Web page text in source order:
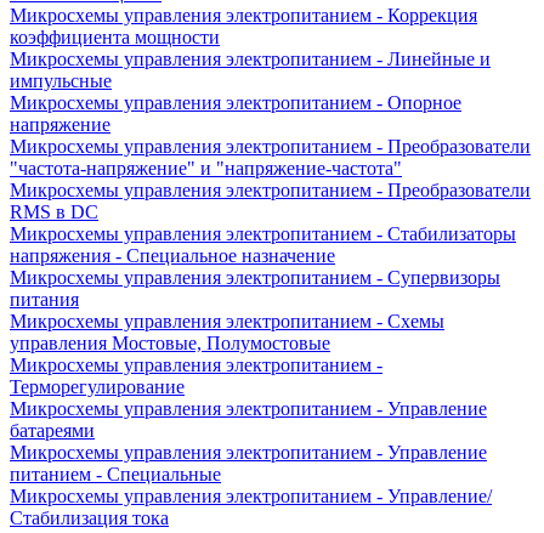
Микросхемы управления электропитанием - Коррекция
коэффициента мощности
Микросхемы управления электропитанием - Линейные и
импульсные
Микросхемы управления электропитанием - Опорное
напряжение
Микросхемы управления электропитанием - Преобразователи
"частота-напряжение" и "напряжение-частота"
Микросхемы управления электропитанием - Преобразователи
RMS в DC
Микросхемы управления электропитанием - Стабилизаторы
напряжения - Специальное назначение
Микросхемы управления электропитанием - Супервизоры
питания
Микросхемы управления электропитанием - Схемы
управления Мостовые, Полумостовые
Микросхемы управления электропитанием -
Терморегулирование
Микросхемы управления электропитанием - Управление
батареями
Микросхемы управления электропитанием - Управление
питанием - Специальные
Микросхемы управления электропитанием - Управление/
Стабилизация тока